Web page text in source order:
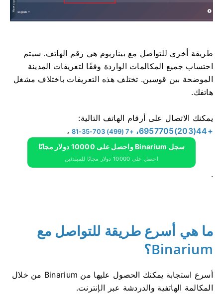
طريقة أخرى للتواصل مع بيناريوم هي رقم الهاتف. سيتم
احتساب جميع المكالمات الواردة وفقًا لتعريفات المدينة
الموضحة بين قوسين. تختلف هذه التعريفات باختلاف مشغل
هاتفك.
يمكنك الاتصال على أرقام الهاتف التالية:
+44(203)6957705،
+7 (499) 703-35-81 ،
سجل Binarium واحصل على 10000 دولار مجانًا
احصل على 10000 دولار مجانًا للمبتدئين
.
ما هي أسرع طريقة للتواصل مع
Binarium؟
أسرع استجابة يمكنك الحصول عليها من Binarium من خلال
المكالمة الهاتفية والدردشة عبر الإنترنت.